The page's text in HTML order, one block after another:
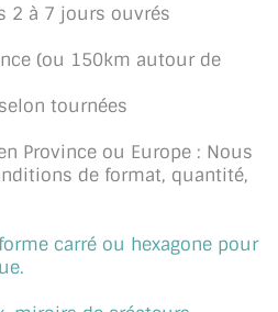
2 à 7 jours ouvrés
(ou 150km autour de
tournées
Province ou Europe : Nous
de format, quantité,
carré ou hexagone pour